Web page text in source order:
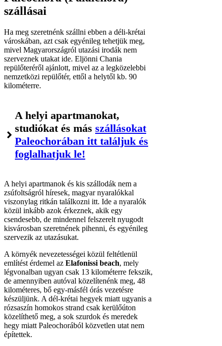
szállásai
Ha meg szeretnénk szállni ebben a déli-krétai
városkában, azt csak egyénileg tehetjük meg,
mivel Magyarországról utazási irodák nem
szerveznek utakat ide. Eljönni Chania
repülőteréről ajánlott, mivel az a legközelebbi
nemzetközi repülőtér, ettől a helytől kb. 90
kilométerre.
A helyi apartmanokat,
studiókat és más szállásokat
Paleochorában itt találjuk és
foglalhatjuk le!
A helyi apartmanok és kis szállodák nem a
zsúfoltságról híresek, magyar nyaralókkal
viszonylag ritkán találkozni itt. Ide a nyaralók
közül inkább azok érkeznek, akik egy
csendesebb, de mindennel felszerelt nyugodt
kisvárosban szeretnének pihenni, és egyénileg
szervezik az utazásukat.
A környék nevezetességei közül feltétlenül
említést érdemel az Elafonissi beach, mely
légvonalban ugyan csak 13 kilométerre fekszik,
de amennyiben autóval közelítenénk meg, 48
kilométeres, bő egy-másfél órás vezetésre
készüljünk. A dél-krétai hegyek miatt ugyanis a
rózsaszín homokos strand csak kerülőúton
közelíthető meg, a sok szurdok és meredek
hegy miatt Paleochorából közvetlen utat nem
építettek.